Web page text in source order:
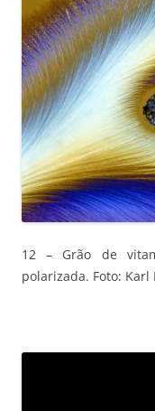
12 – Grão de
polarizada. Foto: Karl